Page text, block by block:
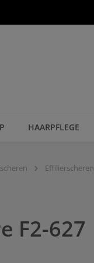
HAARPFLEGE
Effilierscheren
F2-627